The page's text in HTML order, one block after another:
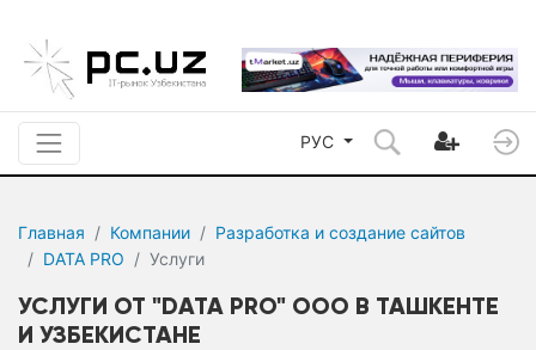
РУС
Главная Компании
Разработка и создание сайтов
DATA PRO
Услуги
УСЛУГИ ОТ "DATA PRO" OOO В ТАШКЕНТЕ
И УЗБЕКИСТАНЕ